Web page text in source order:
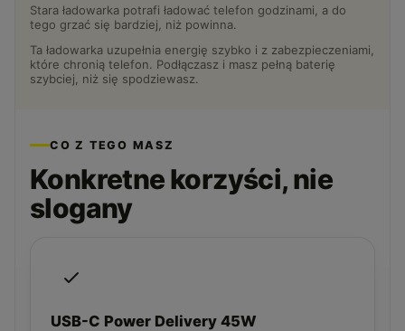
Stara ładowarka potrafi ładować telefon godzinami, a do
tego grzać się bardziej, niż powinna.
Ta ładowarka uzupełnia energię szybko i z zabezpieczeniami,
które chronią telefon. Podłączasz i masz pełną baterię
szybciej, niż się spodziewasz.
CO Z TEGO MASZ
Konkretne korzyści, nie
slogany
USB-C Power Delivery 45W